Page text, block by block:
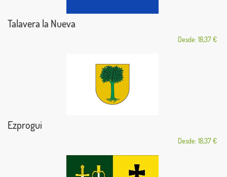
Talavera la Nueva
Desde: 18,37 €
Ezprogui
Desde: 18,37 €